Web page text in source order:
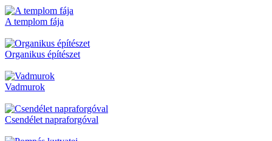
A templom fája
Organikus építészet
Vadmurok
Csendélet napraforgóval